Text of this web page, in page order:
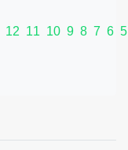
12 11 10 9 8 7 6 5